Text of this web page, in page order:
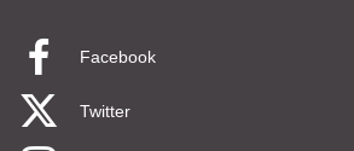
Facebook
Twitter